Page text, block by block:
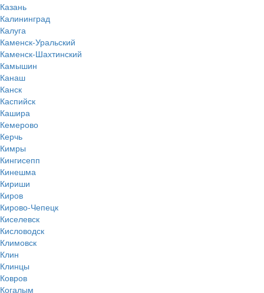
Казань
Калининград
Калуга
Каменск-Уральский
Каменск-Шахтинский
Камышин
Канаш
Канск
Каспийск
Кашира
Кемерово
Керчь
Кимры
Кингисепп
Кинешма
Кириши
Киров
Кирово-Чепецк
Киселевск
Кисловодск
Климовск
Клин
Клинцы
Ковров
Когалым